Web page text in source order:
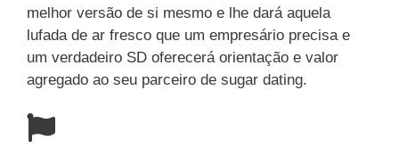
melhor versão de si mesmo e lhe dará aquela
lufada de ar fresco que um empresário precisa e
um verdadeiro SD oferecerá orientação e valor
agregado ao seu parceiro de sugar dating.